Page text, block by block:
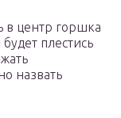
в центр горшка
плестись
назвать